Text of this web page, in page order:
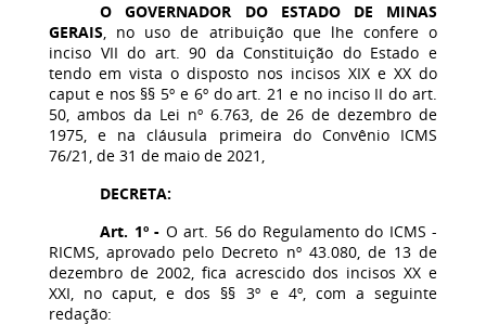
O GOVERNADOR DO ESTADO DE MINAS
GERAIS, no uso de atribuição que lhe confere o
inciso VII do art. 90 da Constituição do Estado e
tendo em vista o disposto nos incisos XIX e XX do
caput e nos §§ 5º e 6º do art. 21 e no inciso II do art.
50, ambos da Lei nº 6.763, de 26 de dezembro de
1975, e na cláusula primeira do Convênio ICMS
76/21, de 31 de maio de 2021,
DECRETA:
Art. 1º - O art. 56 do Regulamento do ICMS -
RICMS, aprovado pelo Decreto nº 43.080, de 13 de
dezembro de 2002, fica acrescido dos incisos XX e
XXI, no caput, e dos §§ 3º e 4º, com a seguinte
redação: